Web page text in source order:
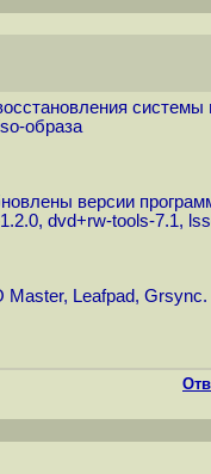
образа
версии
dvd+rw-tools-7.1,
Leafpad,